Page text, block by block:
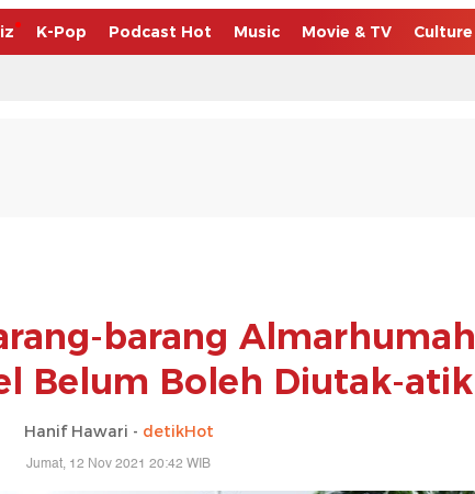
K-Pop Podcast Hot Music Movie & TV Culture
barang Almarhumah
Belum Boleh Diutak-atik
Hanif Hawari - detikHot
Jumat, 12 Nov 2021 20:42 WIB